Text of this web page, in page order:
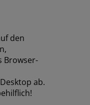
den
Browser-
ab.